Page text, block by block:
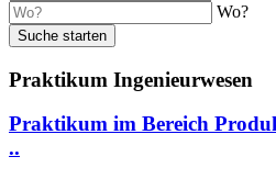
Wo?
Suche starten
Praktikum Ingenieurwesen
Praktikum im Bereich
..